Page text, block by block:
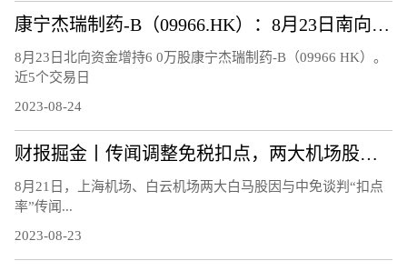
康宁杰瑞制药-B（09966.HK）：8月23日南向资金增持6万股
8月23日北向资金增持6 0万股康宁杰瑞制药-B（09966 HK）。
近5个交易日
2023-08-24
财报掘金丨传闻调整免税扣点，两大机场股连跌3日!首批航空股中报、7月航运数据均报喜，航空板块大周期何时兑现？
8月21日，上海机场、白云机场两大白马股因与中免谈判“扣点
率”传闻...
2023-08-23